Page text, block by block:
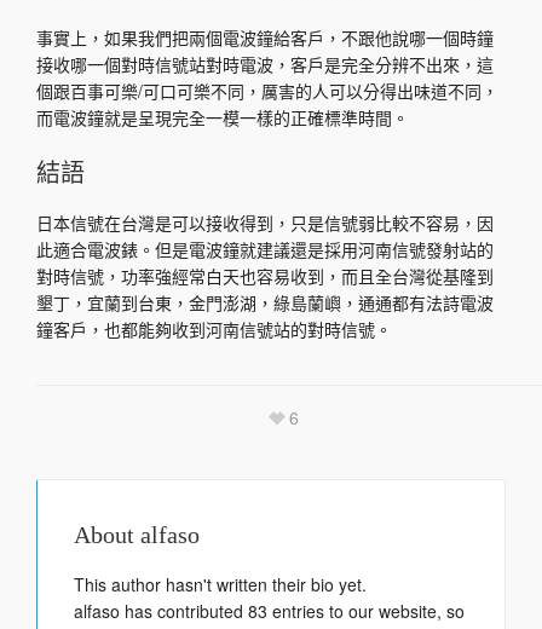
事實上，如果我們把兩個電波鐘給客戶，不跟他說哪一個時鐘
接收哪一個對時信號站對時電波，客戶是完全分辨不出來，這
個跟百事可樂/可口可樂不同，厲害的人可以分得出味道不同，
而電波鐘就是呈現完全一模一樣的正確標準時間。
結語
日本信號在台灣是可以接收得到，只是信號弱比較不容易，因
此適合電波錶。但是電波鐘就建議還是採用河南信號發射站的
對時信號，功率強經常白天也容易收到，而且全台灣從基隆到
墾丁，宜蘭到台東，金門澎湖，綠島蘭嶼，通通都有法詩電波
鐘客戶，也都能夠收到河南信號站的對時信號。
6
About alfaso
This author hasn't written their bio yet.
alfaso has contributed 83 entries to our website, so